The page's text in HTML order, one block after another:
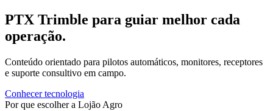
PTX Trimble para guiar melhor cada
operação.
Conteúdo orientado para pilotos automáticos, monitores, receptores
e suporte consultivo em campo.
Conhecer tecnologia
Por que escolher a Lojão Agro